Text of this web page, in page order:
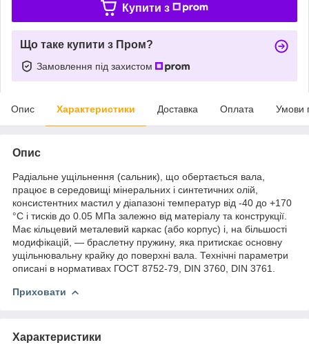
Купити з
Що таке купити з Пром?
Замовлення під захистом
Опис Характеристики Доставка Оплата Умови
Опис
Радіальне ущільнення (сальник), що обертається вала,
працює в середовищі мінеральних і синтетичних олій,
консистентних мастил у діапазоні температур від -40 до +170
°C і тисків до 0.05 МПа залежно від матеріалу та конструкції.
Має кільцевий металевий каркас (або корпус) і, на більшості
модифікацій, — браслетну пружину, яка притискає основну
ущільнювальну крайку до поверхні вала. Технічні параметри
описані в нормативах ГОСТ 8752-79, DIN 3760, DIN 3761.
Приховати
Характеристики